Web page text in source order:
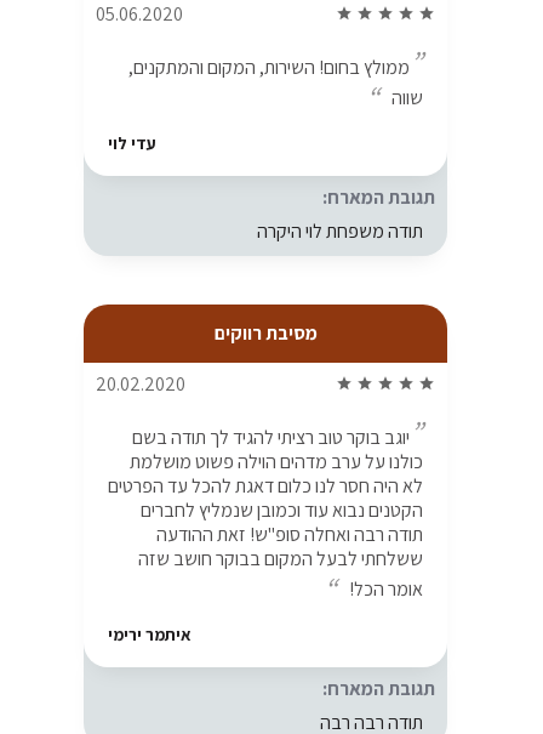
star
star
star
star
star
05.06.2020
ממולץ בחום! השירות, המקום והמתקנים,
שווה
עדי לוי
תגובת המארח:
תודה משפחת לוי היקרה
מסיבת רווקים
star
star
star
star
star
20.02.2020
יוגב בוקר טוב רציתי להגיד לך תודה בשם
כולנו על ערב מדהים הוילה פשוט מושלמת
לא היה חסר לנו כלום דאגת להכל עד הפרטים
הקטנים נבוא עוד וכמובן שנמליץ לחברים
תודה רבה ואחלה סופ"ש! זאת ההודעה
ששלחתי לבעל המקום בבוקר חושב שזה
אומר הכל!
איתמר ירימי
תגובת המארח:
תודה רבה רבה